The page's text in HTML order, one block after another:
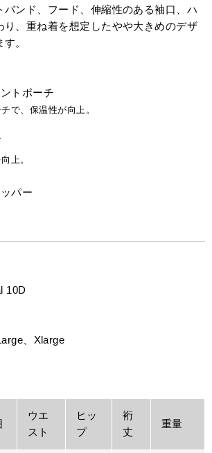
バンド、フード、伸縮性のある袖口、ハ
り、重ね着を想定したやや大きめのデザ
。
トポーチ
で、保温性が向上。
上。
パー
10D
、Xlarge
ウエ
スト
ヒッ
プ
裄
丈
重量